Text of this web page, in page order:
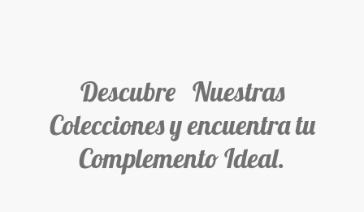
Descubre Nuestras
Colecciones y encuentra tu
Complemento Ideal.